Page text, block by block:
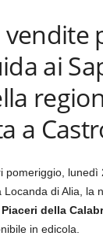
vendite
ai
a
pomeriggio, lunedì
di Alia, la
della
in edicola.